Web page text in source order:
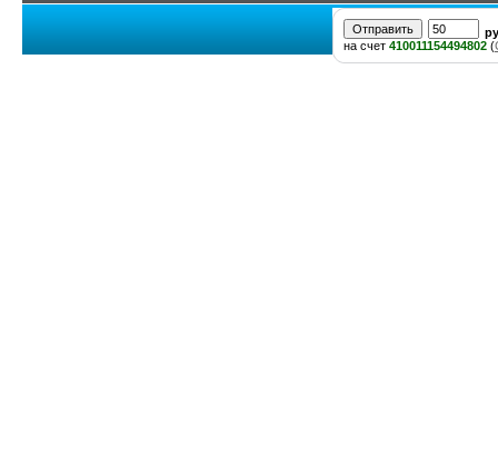
на счет 410011154494802 (